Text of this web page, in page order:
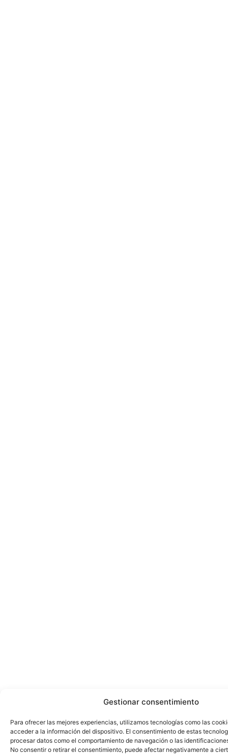
Gestionar consentimiento
Para ofrecer las mejores experiencias, utilizamos tecnologías como las
acceder a la información del dispositivo. El consentimiento de estas
procesar datos como el comportamiento de navegación o las
No consentir o retirar el consentimiento, puede afectar negativamente a